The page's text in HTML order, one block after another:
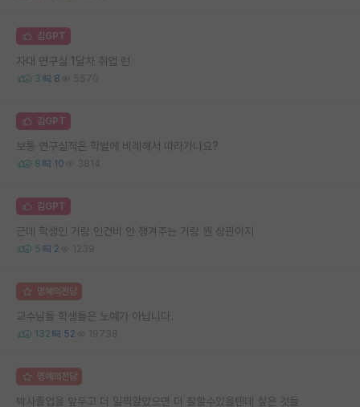
김GPT
자대 연구실 1달차 취업 런
3 8 5570
김GPT
보통 연구실적은 학벌에 비례해서 따라가나요?
8 10 3814
김GPT
근데 학생인 거랑 인건비 안 챙겨주는 거랑 뭔 상관이지
5 2 1239
명예의전당
교수님들 학생들은 노예가 아닙니다.
132 52 19738
명예의전당
박사졸업을 앞두고 더 일찍알았으면 더 잘할수있을텐데 싶은 것들